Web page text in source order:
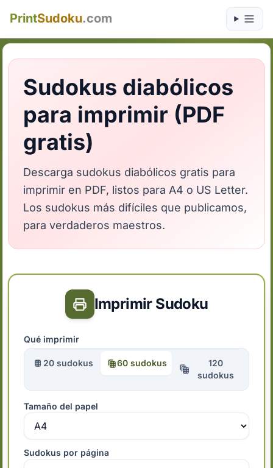
PrintSudoku.com
Sudokus diabólicos
para imprimir (PDF
gratis)
Descarga sudokus diabólicos gratis para
imprimir en PDF, listos para A4 o US Letter.
Los sudokus más difíciles que publicamos,
para verdaderos maestros.
Imprimir Sudoku
Qué imprimir
20 sudokus 60 sudokus
120
sudokus
Tamaño del papel
Sudokus por página